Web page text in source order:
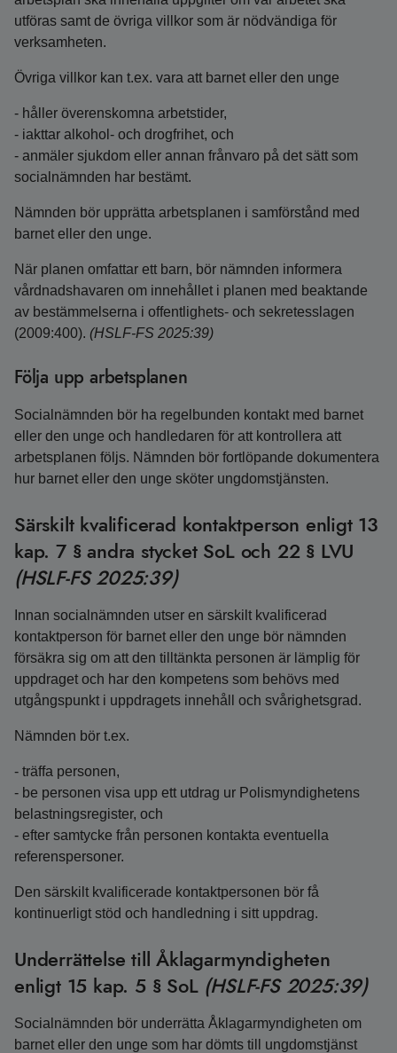
utföras samt de övriga villkor som är nödvändiga för
verksamheten.
Övriga villkor kan t.ex. vara att barnet eller den unge
- håller överenskomna arbetstider,
- iakttar alkohol- och drogfrihet, och
- anmäler sjukdom eller annan frånvaro på det sätt som
socialnämnden har bestämt.
Nämnden bör upprätta arbetsplanen i samförstånd med
barnet eller den unge.
När planen omfattar ett barn, bör nämnden informera
vårdnadshavaren om innehållet i planen med beaktande
av bestämmelserna i offentlighets- och sekretesslagen
(2009:400). (HSLF-FS 2025:39)
Följa upp arbetsplanen
Socialnämnden bör ha regelbunden kontakt med barnet
eller den unge och handledaren för att kontrollera att
arbetsplanen följs. Nämnden bör fortlöpande dokumentera
hur barnet eller den unge sköter ungdomstjänsten.
Särskilt kvalificerad kontaktperson enligt 13
kap. 7 § andra stycket SoL och 22 § LVU
(HSLF-FS 2025:39)
Innan socialnämnden utser en särskilt kvalificerad
kontaktperson för barnet eller den unge bör nämnden
försäkra sig om att den tilltänkta personen är lämplig för
uppdraget och har den kompetens som behövs med
utgångspunkt i uppdragets innehåll och svårighetsgrad.
Nämnden bör t.ex.
- träffa personen,
- be personen visa upp ett utdrag ur Polismyndighetens
belastningsregister, och
- efter samtycke från personen kontakta eventuella
referenspersoner.
Den särskilt kvalificerade kontaktpersonen bör få
kontinuerligt stöd och handledning i sitt uppdrag.
Underrättelse till Åklagarmyndigheten
enligt 15 kap. 5 § SoL (HSLF-FS 2025:39)
Socialnämnden bör underrätta Åklagarmyndigheten om
barnet eller den unge som har dömts till ungdomstjänst